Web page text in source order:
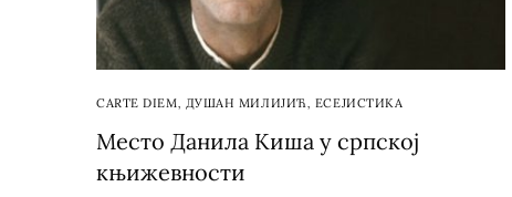
CARTE DIEM, ДУШАН МИЛИЈИЋ, ЕСЕЈИСТИКА
Место Данила Киша у српској
књижевности